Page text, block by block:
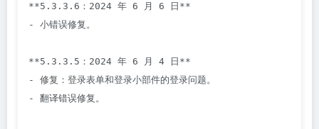
**5.3.3.6：2024 年 6 月 6 日**
- 小错误修复。
**5.3.3.5：2024 年 6 月 4 日**
- 修复：登录表单和登录小部件的登录问题。
- 翻译错误修复。